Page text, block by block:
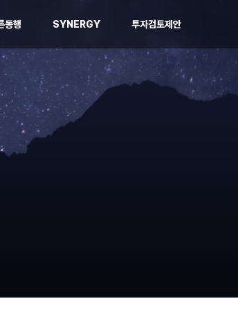
동행 SYNERGY 투자검토제안